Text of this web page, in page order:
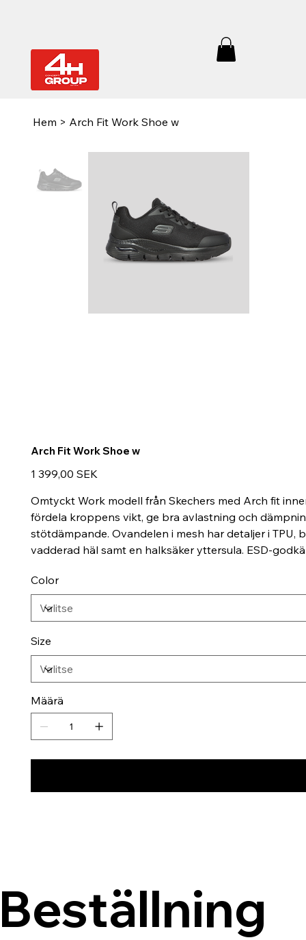
Hem > Arch Fit Work Shoe w
Arch Fit Work Shoe w
Hinta
1 399,00 SEK
Omtyckt Work modell från Skechers med Arch fit
fördela kroppens vikt, ge bra avlastning och
stötdämpande. Ovandelen i mesh har detaljer i
vadderad häl samt en halksäker yttersula. ESD-
Color
Size
Määrä